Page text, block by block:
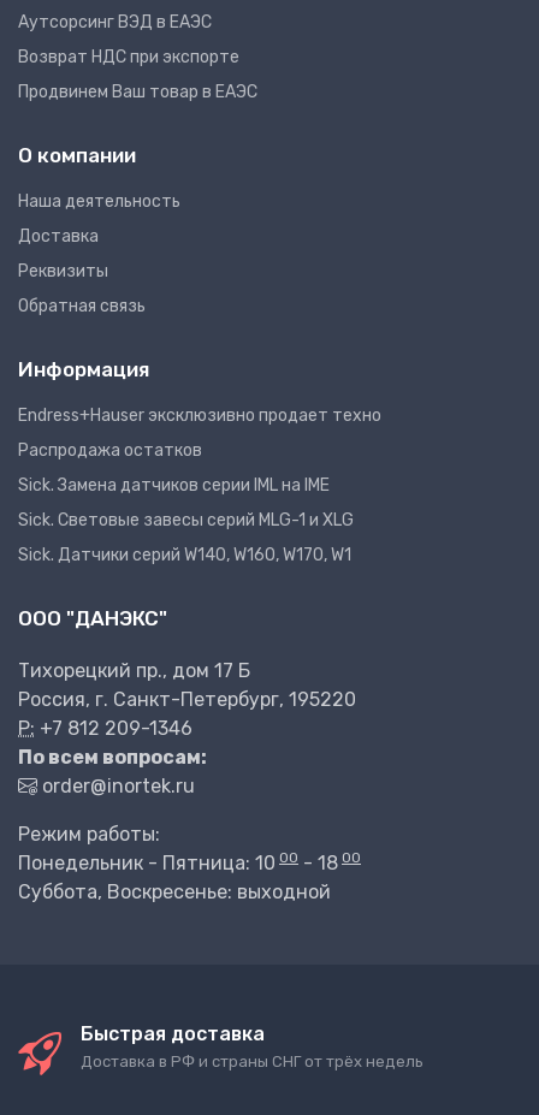
Аутсорсинг ВЭД в ЕАЭС
Возврат НДС при экспорте
Продвинем Ваш товар в ЕАЭС
О компании
Наша деятельность
Доставка
Реквизиты
Обратная связь
Информация
Endress+Hauser эксклюзивно продает техно
Распродажа остатков
Sick. Замена датчиков серии IML на IME
Sick. Световые завесы серий MLG-1 и XLG
Sick. Датчики серий W140, W160, W170, W1
ООО "ДАНЭКС"
Тихорецкий пр., дом 17 Б
Россия, г. Санкт-Петербург, 195220
P: +7 812 209-1346
По всем вопросам:
order@inortek.ru
Режим работы:
Понедельник - Пятница: 10 00 - 18 00
Суббота, Воскресенье: выходной
Быстрая доставка
Доставка в РФ и страны СНГ от трёх недель